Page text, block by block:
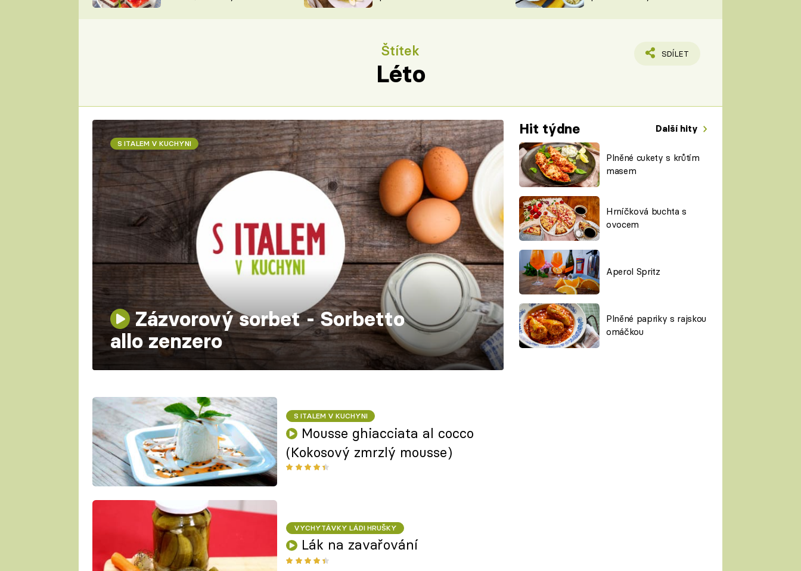
NA NÁKUPECH
ŠÉFREDAKTORKY
Štítek
Léto
SDÍLET
Hit týdne Další hity
Plněné cukety s krůtím
masem
Hrníčková buchta s
ovocem
Aperol Spritz
Plněné papriky s rajskou
omáčkou
S ITALEM V KUCHYNI
Zázvorový sorbet - Sorbetto
allo zenzero
S ITALEM V KUCHYNI
Mousse ghiacciata al cocco
(Kokosový zmrzlý mousse)
VYCHYTÁVKY LÁDI HRUŠKY
Lák na zavařování